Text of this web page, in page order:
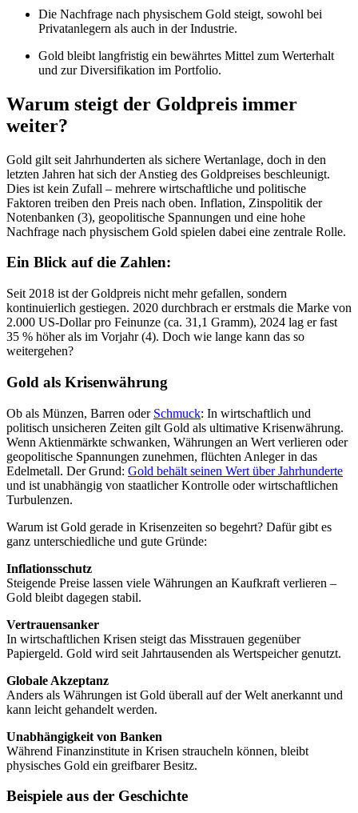
Die Nachfrage nach physischem Gold steigt, sowohl bei
Privatanlegern als auch in der Industrie.
Gold bleibt langfristig ein bewährtes Mittel zum Werterhalt
und zur Diversifikation im Portfolio.
Warum steigt der Goldpreis immer
weiter?
Gold gilt seit Jahrhunderten als sichere Wertanlage, doch in den
letzten Jahren hat sich der Anstieg des Goldpreises beschleunigt.
Dies ist kein Zufall – mehrere wirtschaftliche und politische
Faktoren treiben den Preis nach oben. Inflation, Zinspolitik der
Notenbanken (3), geopolitische Spannungen und eine hohe
Nachfrage nach physischem Gold spielen dabei eine zentrale Rolle.
Ein Blick auf die Zahlen:
Seit 2018 ist der Goldpreis nicht mehr gefallen, sondern
kontinuierlich gestiegen. 2020 durchbrach er erstmals die Marke von
2.000 US-Dollar pro Feinunze (ca. 31,1 Gramm), 2024 lag er fast
35 % höher als im Vorjahr (4). Doch wie lange kann das so
weitergehen?
Gold als Krisenwährung
Ob als Münzen, Barren oder Schmuck: In wirtschaftlich und
politisch unsicheren Zeiten gilt Gold als ultimative Krisenwährung.
Wenn Aktienmärkte schwanken, Währungen an Wert verlieren oder
geopolitische Spannungen zunehmen, flüchten Anleger in das
Edelmetall. Der Grund: Gold behält seinen Wert über Jahrhunderte
und ist unabhängig von staatlicher Kontrolle oder wirtschaftlichen
Turbulenzen.
Warum ist Gold gerade in Krisenzeiten so begehrt? Dafür gibt es
ganz unterschiedliche und gute Gründe:
Inflationsschutz
Steigende Preise lassen viele Währungen an Kaufkraft verlieren –
Gold bleibt dagegen stabil.
Vertrauensanker
In wirtschaftlichen Krisen steigt das Misstrauen gegenüber
Papiergeld. Gold wird seit Jahrtausenden als Wertspeicher genutzt.
Globale Akzeptanz
Anders als Währungen ist Gold überall auf der Welt anerkannt und
kann leicht gehandelt werden.
Unabhängigkeit von Banken
Während Finanzinstitute in Krisen straucheln können, bleibt
physisches Gold ein greifbarer Besitz.
Beispiele aus der Geschichte